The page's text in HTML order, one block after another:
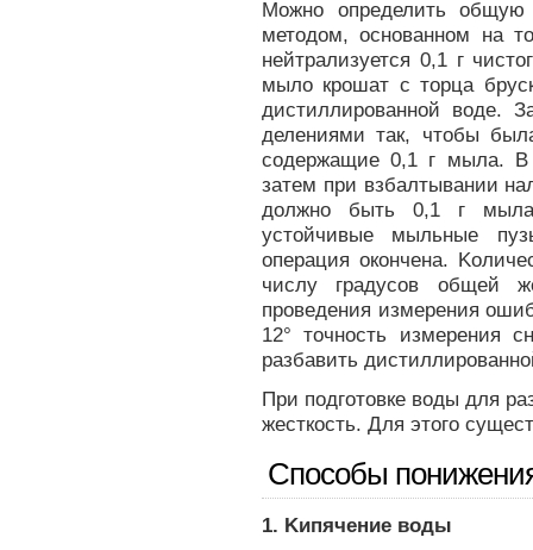
Можно определить
методом, основанном на
нейтрализуется 0,1 г
мыло крошат с торца
дистиллированной воде.
делениями так, чтобы
содержащие 0,1 г мыла. В
затем при взбалтывании
должно быть 0,1 г
устойчивые мыльные
операция окончена.
числу градусов общей
проведения измерения
12° точность измерения
разбавить
При подготовке воды для
жесткость. Для этого
Способы
1. Kипячение воды